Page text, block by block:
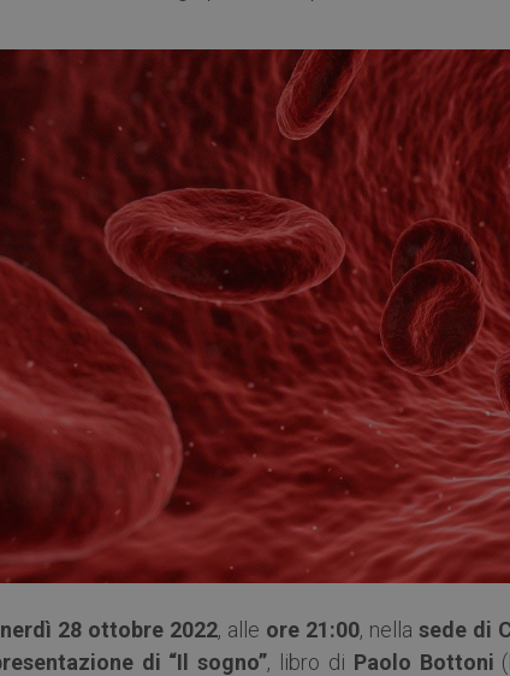
28 ottobre 2022, alle ore 21:00, nella sede di
di “Il sogno”, libro di Paolo Bottoni